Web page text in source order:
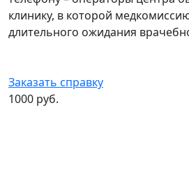
клинику, в которой
длительного ожидания
Заказать справку
1000 руб.